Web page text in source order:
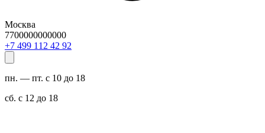
Москва
7700000000000
29 24 211 994 7+
пн. — пт. с 10 до 18
сб. с 12 до 18